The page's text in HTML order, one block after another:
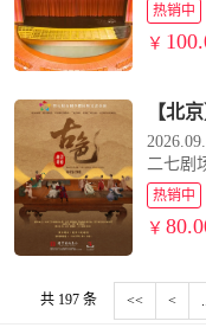
热销中
￥
【北
二七剧
热销中
￥
共 197 条 << <